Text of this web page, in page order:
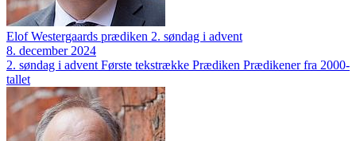
Elof Westergaards prædiken 2. søndag i advent
8. december 2024
2. søndag i advent Første tekstrække Prædiken Prædikener fra 2000-
tallet